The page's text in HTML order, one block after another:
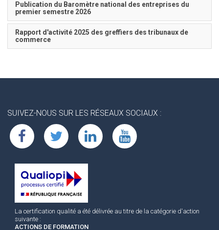
Publication du Baromètre national des entreprises du
premier semestre 2026
Rapport d'activité 2025 des greffiers des tribunaux de
commerce
SUIVEZ-NOUS SUR LES RÉSEAUX SOCIAUX :
La certification qualité a été délivrée au titre de la catégorie d'action
suivante :
ACTIONS DE FORMATION